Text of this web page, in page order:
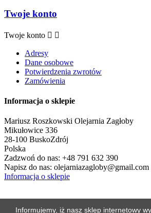
Twoje konto
Twoje konto  
Adresy
Dane osobowe
Potwierdzenia zwrotów
Zamówienia
Informacja o sklepie
Mariusz Roszkowski Olejarnia Zagłoby
Mikułowice 336
28-100 Busko­Zdrój
Polska
Zadzwoń do nas: +48 791 632 390
Napisz do nas: olejarniazagloby@gmail.com
Informacja o sklepie
Informujemy, iż nasz sklep internetowy